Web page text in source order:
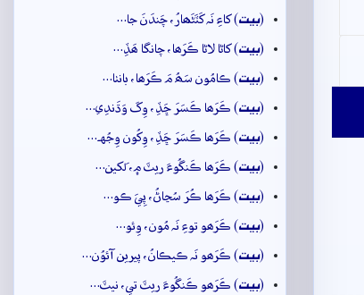
(بيت) کاءِ نَہ کَٽَڻَھارُ، چَندَنَ جا…
(بيت) کاڻا لاڻا ڪَرَھا، چانگا ھَڏِ…
(بيت) ڪامُون سَھُ مَ ڪَرَھا، بانٺا…
(بيت) ڪَرَھا ڪَسَرَ ڇَڏِ، وِکَ وَڌَندِي…
(بيت) ڪَرَھا ڪَسَرَ ڇَڏِ، وِکُون وِجُهہ…
(بيت) ڪَرَھا ڪَنگُوءَ ريٽَ ۾، لَکين…
(بيت) ڪَرَھا ڪُرَ سُڃاڻُ، پِيَ ڪو…
(بيت) ڪَرَھو توءِ نَہ مُون، وِئو…
(بيت) ڪَرَھو نَہ ڪيڪانُ، پيرين آئوُن…
(بيت) ڪَرَھو ڪَنگُوءَ ريٽَ تي، نيٽَ…